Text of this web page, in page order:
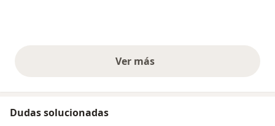
Ver másopiniones anteriores
Dudas solucionadas